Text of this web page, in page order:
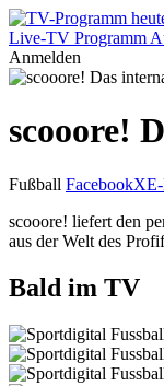
Live-TV Programm
Anmelden
scooore!
Fußball FacebookX
scooore! liefert den
aus der Welt des
Bald im TV